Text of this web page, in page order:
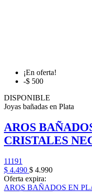
¡En oferta!
-$ 500
DISPONIBLE
Joyas bañadas en Plata
AROS
CRISTALES
11191
$ 4.490 $ 4.990
Oferta expira:
AROS BAÑADOS EN